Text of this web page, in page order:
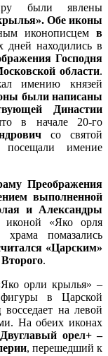
были явлены
Обе иконы
иконописцемв
находились в
Господня
области.
имению князей
были написаны
Династии
в начале 20-го
со святой
посещали имение
Преображения
выполненной
и Александры
иконой «Яко орля
храма помазались
«Царским»
.
орли крылья» –
в Царской
на левой
На обеих иконах
Двуглавый орел+–
, перешедший к